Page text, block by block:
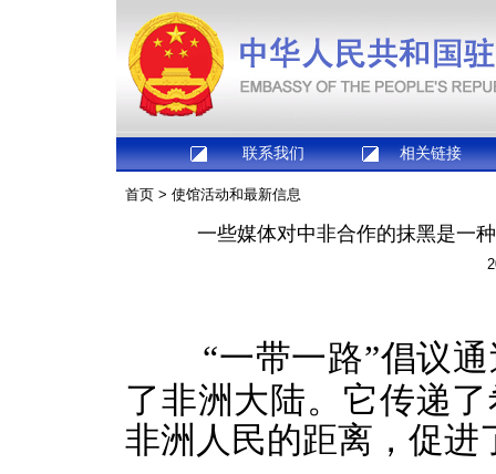
联系我们 相关链接
首页 > 使馆活动和最新信息
一些媒体对中非合作的抹黑是一
“一带一路”倡议
了非洲大陆。它传递
非洲人民的距离，促进